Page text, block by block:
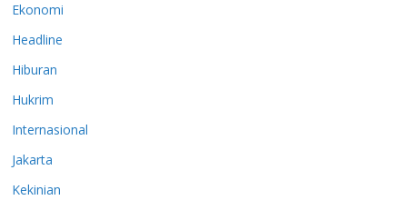
Ekonomi
Headline
Hiburan
Hukrim
Internasional
Jakarta
Kekinian